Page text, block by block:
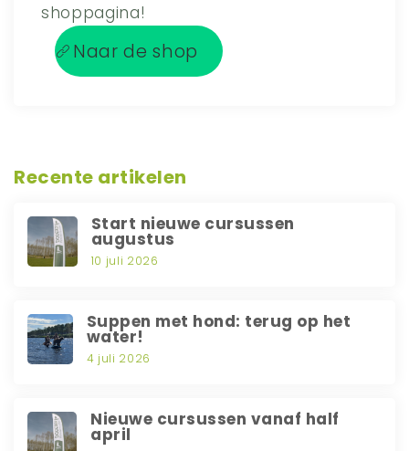
Recente artikelen
Start nieuwe cursussen
augustus
10 juli 2026
Suppen met hond: terug op het
water!
4 juli 2026
Nieuwe cursussen vanaf half
april
shoppagina!
Naar de shop